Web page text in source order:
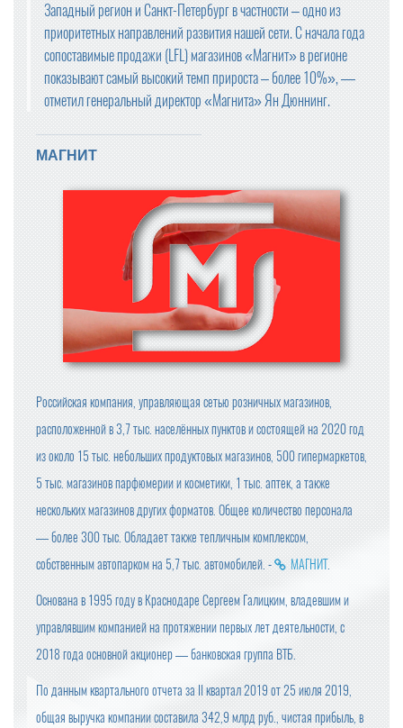
Западный регион и Санкт-Петербург в частности – одно из
приоритетных направлений развития нашей сети. С начала года
сопоставимые продажи (LFL) магазинов «Магнит» в регионе
показывают самый высокий темп прироста – более 10%», —
отметил генеральный директор «Магнита» Ян Дюннинг.
МАГНИТ
Российская компания, управляющая сетью розничных магазинов,
расположенной в 3,7 тыс. населённых пунктов и состоящей на 2020 год
из около 15 тыс. небольших продуктовых магазинов, 500 гипермаркетов,
5 тыс. магазинов парфюмерии и косметики, 1 тыс. аптек, а также
нескольких магазинов других форматов. Общее количество персонала
— более 300 тыс. Обладает также тепличным комплексом,
собственным автопарком на 5,7 тыс. автомобилей. -
МАГНИТ.
Основана в 1995 году в Краснодаре Сергеем Галицким, владевшим и
управлявшим компанией на протяжении первых лет деятельности, с
2018 года основной акционер — банковская группа ВТБ.
По данным квартального отчета за II квартал 2019 от 25 июля 2019,
общая выручка компании составила 342,9 млрд руб., чистая прибыль, в